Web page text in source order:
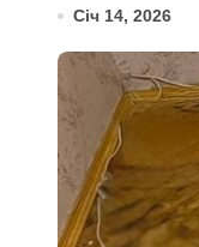
Січ 14, 2026